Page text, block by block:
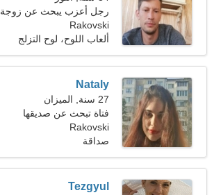
رجل أعزب يبحث عن زوجة
27-32
Rakovski
ألعاب اللوح، لوح التزلج
Nataly
27 سنة, الميزان
فتاة تبحث عن صديقها
Rakovski
صداقة
Tezgyul